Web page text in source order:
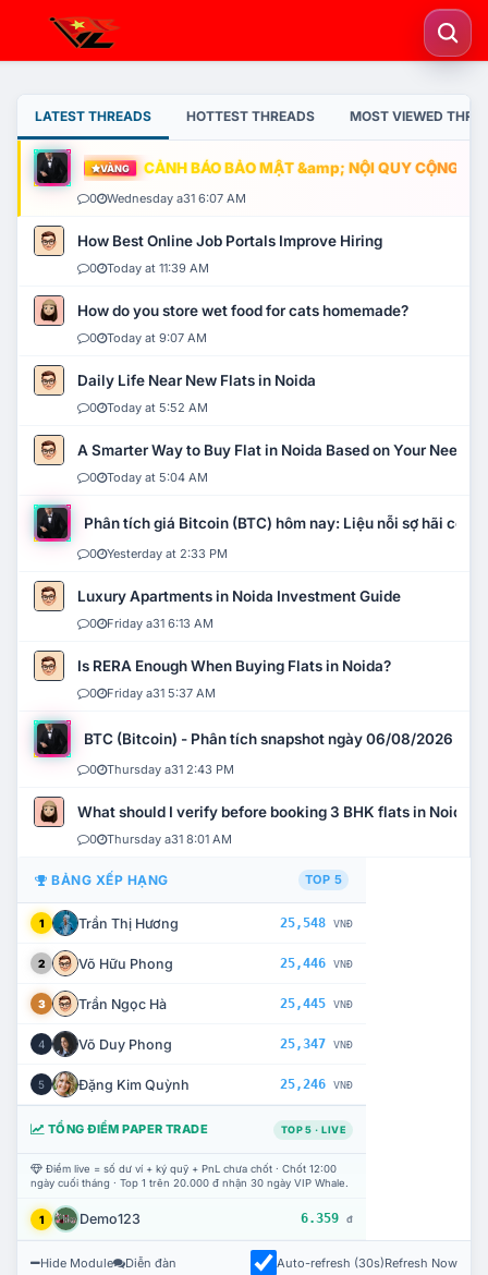
LATEST THREADS HOTTEST THREADS MOST VIEWED
VÀNG CẢNH BÁO BẢO MẬT &amp; NỘI QUY CỘNG
0 Wednesday a31 6:07 AM
How Best Online Job Portals Improve Hiring
0 Today at 11:39 AM
How do you store wet food for cats homemade?
0 Today at 9:07 AM
Daily Life Near New Flats in Noida
0 Today at 5:52 AM
A Smarter Way to Buy Flat in Noida Based on Your Needs
0 Today at 5:04 AM
Phân tích giá Bitcoin (BTC) hôm nay: Liệu nỗi sợ hãi có
0 Yesterday at 2:33 PM
Luxury Apartments in Noida Investment Guide
0 Friday a31 6:13 AM
Is RERA Enough When Buying Flats in Noida?
0 Friday a31 5:37 AM
BTC (Bitcoin) - Phân tích snapshot ngày 06/08/2026
0 Thursday a31 2:43 PM
What should I verify before booking 3 BHK flats in Noida?
0 Thursday a31 8:01 AM
BẢNG XẾP HẠNG TOP 5
1 Trần Thị Hương 25,548 VNĐ
2 Võ Hữu Phong 25,446 VNĐ
3 Trần Ngọc Hà 25,445 VNĐ
4 Võ Duy Phong 25,347 VNĐ
5 Đặng Kim Quỳnh 25,246 VNĐ
TỔNG ĐIỂM PAPER TRADE TOP 5 · LIVE
Điểm live = số dư ví + ký quỹ + PnL chưa chốt · Chốt 12:00
ngày cuối tháng · Top 1 trên 20.000 đ nhận 30 ngày VIP Whale.
1 Demo123 6.359 đ
Hide Module Diễn đàn Auto-refresh (30s)Refresh Now